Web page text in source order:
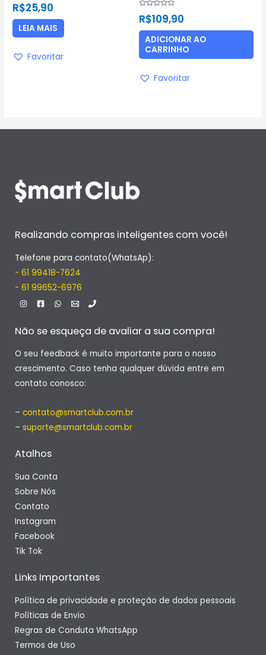
0
5
R$25,90
LEIA MAIS
Favoritar
0
5
R$109,90
ADICIONAR AO
CARRINHO
Favoritar
Realizando compras inteligentes com você!
Telefone para contato(WhatsAp):
- 61 99418-7624
- 61 99652-6976
Não se esqueça de avaliar a sua compra!
O seu feedback é muito importante para o nosso
crescimento. Caso tenha qualquer dúvida entre em
contato conosco:
– contato@smartclub.com.br
– suporte@smartclub.com.br
Atalhos
Sua Conta
Sobre Nós
Contato
Instagram
Facebook
Tik Tok
Links Importantes
Política de privacidade e proteção de dados pessoais
Políticas de Envio
Regras de Conduta WhatsApp
Termos de Uso